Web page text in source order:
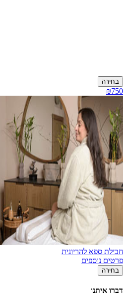
בחירה
₪750
חבילת ספא להריונית
פרטים נוספים
בחירה
דברו איתנו